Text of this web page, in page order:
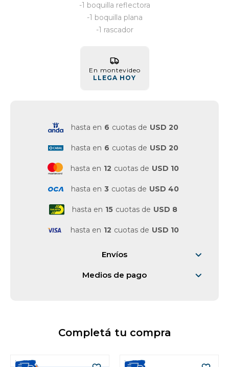
-1 boquilla reflectora
-1 boquilla plana
-1 rascador
En montevideo
LLEGA HOY
hasta en 6 cuotas de USD 20
hasta en 6 cuotas de USD 20
hasta en 12 cuotas de USD 10
hasta en 3 cuotas de USD 40
hasta en 15 cuotas de USD 8
hasta en 12 cuotas de USD 10
Envíos
Medios de pago
Completá tu compra